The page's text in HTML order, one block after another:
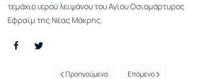
τεμάχιο ιερού λειψάνου του Αγίου Οσιομάρτυρος
Εφραίμ της Νέας Μάκρης.
Προηγούμενο Επόμενο